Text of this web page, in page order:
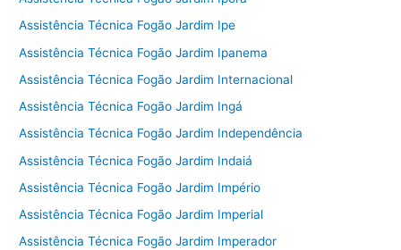
Assistência Técnica Fogão Jardim Ipe
Assistência Técnica Fogão Jardim Ipanema
Assistência Técnica Fogão Jardim Internacional
Assistência Técnica Fogão Jardim Ingá
Assistência Técnica Fogão Jardim Independência
Assistência Técnica Fogão Jardim Indaiá
Assistência Técnica Fogão Jardim Império
Assistência Técnica Fogão Jardim Imperial
Assistência Técnica Fogão Jardim Imperador